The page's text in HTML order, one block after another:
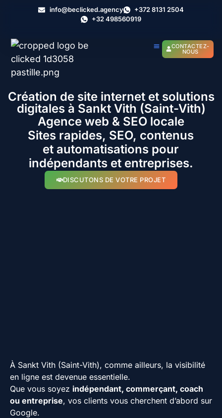
info@beclicked.agency
+372 8131 2504
+32 498560919
CONTACTEZ-
NOUS
Création de site internet et solutions
digitales à Sankt Vith (Saint-Vith)
Agence web & SEO locale
Sites rapides, SEO, contenus
et automatisations pour
indépendants et entreprises.
DISCUTONS DE VOTRE PROJET
À Sankt Vith (Saint-Vith), comme ailleurs, la visibilité
en ligne est devenue essentielle.
Que vous soyez indépendant, commerçant, coach
ou entreprise, vos clients vous cherchent d’abord sur
Google.